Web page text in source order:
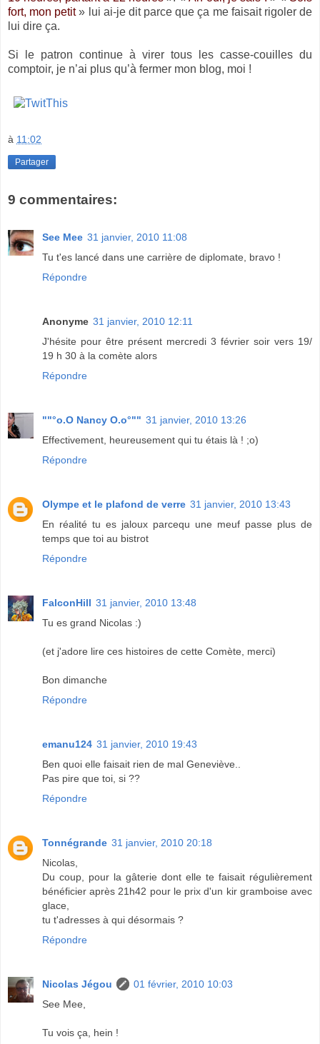
fort, mon petit» lui ai-je dit parce que ça me faisait rigoler de
lui dire ça.
Si le patron continue à virer tous les casse-couilles du
comptoir, je n’ai plus qu’à fermer mon blog, moi !
à 11:02
Partager
9 commentaires:
See Mee 31 janvier, 2010 11:08
Tu t'es lancé dans une carrière de diplomate, bravo !
Répondre
Anonyme 31 janvier, 2010 12:11
J'hésite pour être présent mercredi 3 février soir vers 19/
19 h 30 à la comète alors
Répondre
""°o.O Nancy O.o°"" 31 janvier, 2010 13:26
Effectivement, heureusement qui tu étais là ! ;o)
Répondre
Olympe et le plafond de verre 31 janvier, 2010 13:43
En réalité tu es jaloux parcequ une meuf passe plus de
temps que toi au bistrot
Répondre
FalconHill 31 janvier, 2010 13:48
Tu es grand Nicolas :)
(et j'adore lire ces histoires de cette Comète, merci)
Bon dimanche
Répondre
emanu124 31 janvier, 2010 19:43
Ben quoi elle faisait rien de mal Geneviève..
Pas pire que toi, si ??
Répondre
Tonnégrande 31 janvier, 2010 20:18
Nicolas,
Du coup, pour la gâterie dont elle te faisait régulièrement
bénéficier après 21h42 pour le prix d'un kir gramboise avec
glace,
tu t'adresses à qui désormais ?
Répondre
Nicolas Jégou
01 février, 2010 10:03
See Mee,
Tu vois ça, hein !